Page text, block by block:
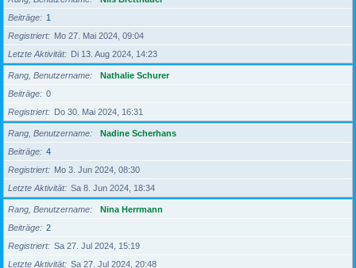
Beiträge
1
Registriert
Mo 27. Mai 2024, 09:04
Letzte Aktivität
Di 13. Aug 2024, 14:23
Rang, Benutzername
Nathalie Schurer
Beiträge
0
Registriert
Do 30. Mai 2024, 16:31
Rang, Benutzername
Nadine Scherhans
Beiträge
4
Registriert
Mo 3. Jun 2024, 08:30
Letzte Aktivität
Sa 8. Jun 2024, 18:34
Rang, Benutzername
Nina Herrmann
Beiträge
2
Registriert
Sa 27. Jul 2024, 15:19
Letzte Aktivität
Sa 27. Jul 2024, 20:48